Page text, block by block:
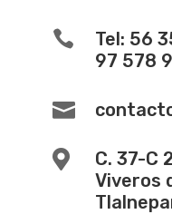

Tel: 56
97 578


C. 37-C
Viveros